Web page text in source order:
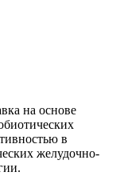
на основе
в
желудочно-